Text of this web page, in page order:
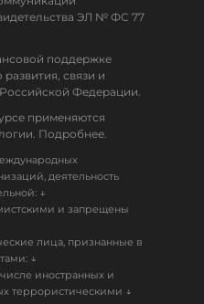
ЭЛ № ФС 77
поддержке
связи и
Федерации.
применяются
Подробнее.
деятельность
↓
и запрещены
лица, признанные в
↓
иностранных и
террористическими ↓